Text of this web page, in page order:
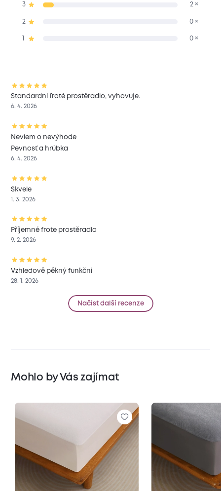
3 2 ×
2 0 ×
0 ×
Standardní froté prostěradlo, vyhovuje.
6. 4. 2026
Neviem o nevýhode
Pevnosť a hrúbka
6. 4. 2026
Skvele
1. 3. 2026
Příjemné frote prostěradlo
9. 2. 2026
Vzhledově pěkný funkční
28. 1. 2026
Načíst další recenze
Mohlo by Vás zajímat